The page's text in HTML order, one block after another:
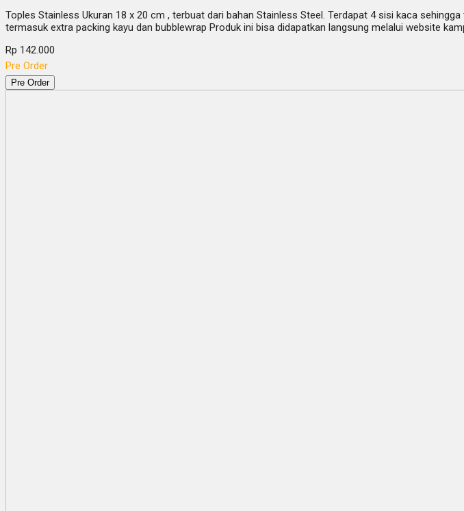
Toples Stainless Ukuran 18 x 20 cm , terbuat dari bahan Stainless Steel. Terdapat 4 sisi kaca
termasuk extra packing kayu dan bubblewrap Produk ini bisa didapatkan langsung melalui website
Rp 142.000
Pre Order
Pre Order